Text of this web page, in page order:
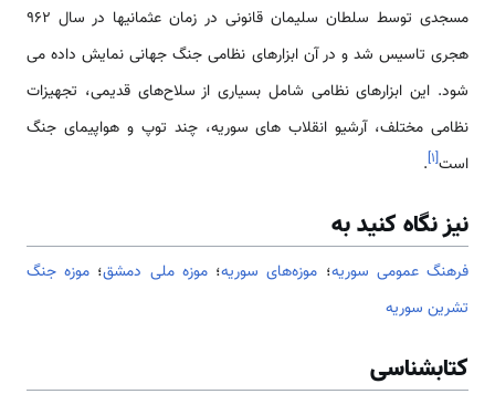
مسجدی توسط سلطان سلیمان قانونی در زمان‏ عثمانیها در سال 962
هجری تاسیس شد و در آن ابزارهای نظامی جنگ جهانی‏ نمایش داده می
شود. این ابزارهای نظامی شامل بسیاری از سلاح‌های قدیمی، تجهیزات
نظامی مختلف، آرشیو انقلاب های سوریه، چند توپ و هواپیمای جنگ
است[۱]
.
نیز نگاه کنید به
فرهنگ عمومی سوریه؛ موزه‌های سوریه؛موزه ملی دمشق؛ موزه جنگ
تشرین سوریه
کتابشناسی